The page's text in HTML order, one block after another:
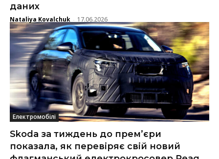
даних
Nataliya Kovalchuk - 17.06.2026
Електромобілі
Skoda за тиждень до прем’єри
показала, як перевіряє свій новий